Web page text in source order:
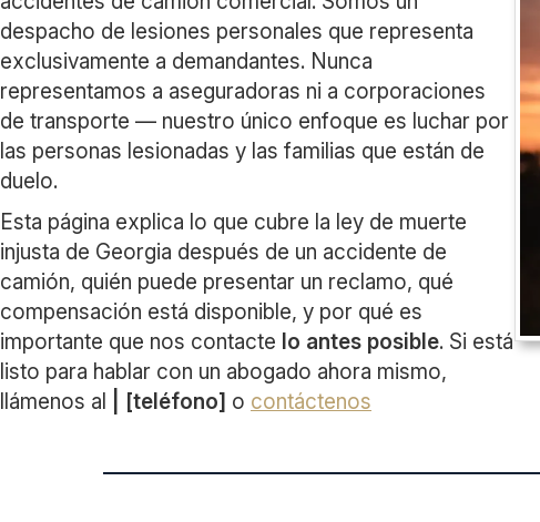
despacho de lesiones personales que representa
exclusivamente a demandantes. Nunca
representamos a aseguradoras ni a corporaciones
de transporte — nuestro único enfoque es luchar por
las personas lesionadas y las familias que están de
duelo.
Esta página explica lo que cubre la ley de muerte
injusta de Georgia después de un accidente de
camión, quién puede presentar un reclamo, qué
compensación está disponible, y por qué es
importante que nos contacte lo antes posible. Si está
listo para hablar con un abogado ahora mismo,
llámenos al
| [teléfono] o contáctenos